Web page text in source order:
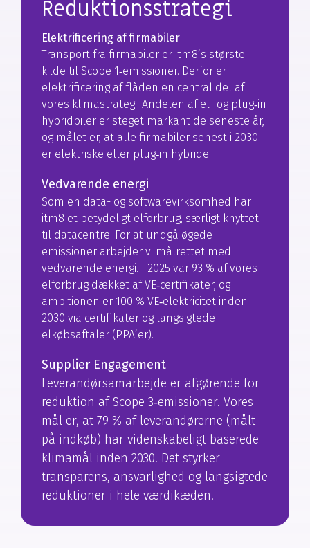
Reduktionsstrategi
Elektrificering af firmabiler
Transport fra firmabiler er itm8’s største
kilde til Scope 1‑emissioner. Derfor er
elektrificering af flåden en central del af
vores klimastrategi. Andelen af el- og plug‑in
hybridbiler er steget markant de seneste år,
og målet er, at alle firmabiler senest i 2030
er elektriske eller plug‑in hybride.
Vedvarende energi
Som en data- og softwarevirksomhed har
itm8 et betydeligt elforbrug, særligt knyttet
til datacentre. For at undgå øgede
emissioner arbejder vi målrettet med
vedvarende energi. I 2025 var 93 % af vores
elforbrug dækket af VE‑certifikater, og
ambitionen er 100 % VE‑elektricitet inden
2030 via certifikater og langsigtede
elkøbsaftaler (PPA’er).
Supplier Engagement
Leverandørsamarbejde er afgørende for
reduktion af Scope 3‑emissioner. Vores
mål er, at 79 % af leverandørerne (målt
på indkøb) har videnskabeligt baserede
klimamål inden 2030. Det styrker
transparens, ansvarlighed og langsigtede
reduktioner i hele værdikæden.